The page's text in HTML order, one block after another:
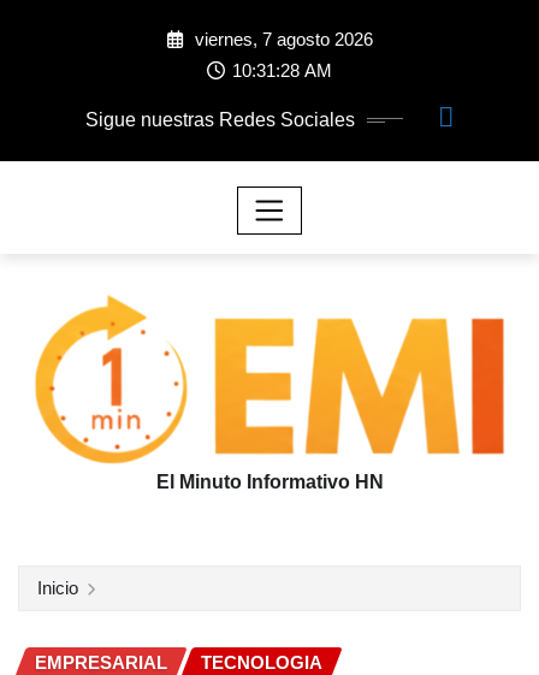
viernes, 7 agosto 2026
10:31:29 AM
Sigue nuestras Redes Sociales
El Minuto Informativo HN
Inicio
EMPRESARIAL TECNOLOGIA